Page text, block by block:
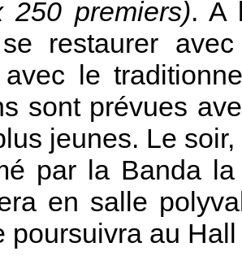
250 premiers). A
restaurer
avec le
sont prévues
jeunes. Le
par la Banda
en salle
poursuivra au